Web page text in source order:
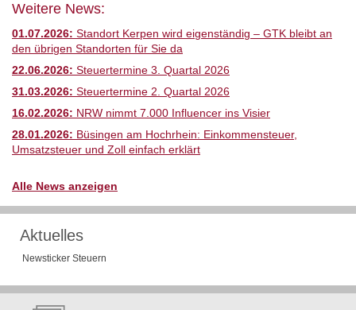
Weitere News:
01.07.2026: Standort Kerpen wird eigenständig – GTK bleibt an
den übrigen Standorten für Sie da
22.06.2026: Steuertermine 3. Quartal 2026
31.03.2026: Steuertermine 2. Quartal 2026
16.02.2026: NRW nimmt 7.000 Influencer ins Visier
28.01.2026: Büsingen am Hochrhein: Einkommensteuer,
Umsatzsteuer und Zoll einfach erklärt
Alle News anzeigen
Aktuelles
Newsticker Steuern